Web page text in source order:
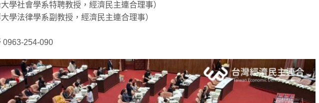
會學系特聘教授，經濟民主連合理事）
律學系副教授，經濟民主連合理事）
0963-254-090